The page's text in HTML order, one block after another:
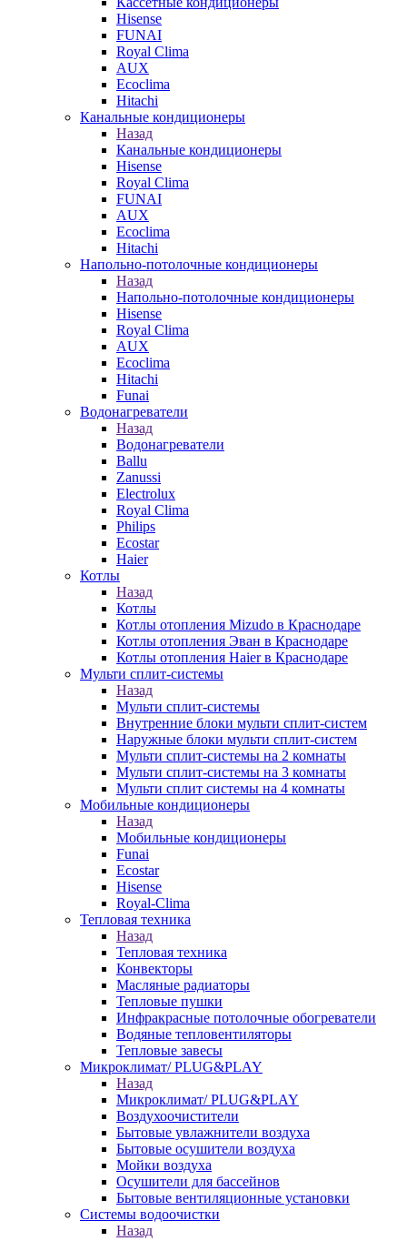
Hisense
FUNAI
Royal Clima
AUX
Ecoclima
Hitachi
Канальные кондиционеры
Назад
Канальные кондиционеры
Hisense
Royal Clima
FUNAI
AUX
Ecoclima
Hitachi
Напольно-потолочные кондиционеры
Назад
Напольно-потолочные кондиционеры
Hisense
Royal Clima
AUX
Ecoclima
Hitachi
Funai
Водонагреватели
Назад
Водонагреватели
Ballu
Zanussi
Electrolux
Royal Clima
Philips
Ecostar
Haier
Котлы
Назад
Котлы
Котлы отопления Mizudo в Краснодаре
Котлы отопления Эван в Краснодаре
Котлы отопления Haier в Краснодаре
Мульти сплит-системы
Назад
Мульти сплит-системы
Внутренние блоки мульти сплит-систем
Наружные блоки мульти сплит-систем
Мульти сплит-системы на 2 комнаты
Мульти сплит-системы на 3 комнаты
Мульти сплит системы на 4 комнаты
Мобильные кондиционеры
Назад
Мобильные кондиционеры
Funai
Ecostar
Hisense
Royal-Clima
Тепловая техника
Назад
Тепловая техника
Конвекторы
Масляные радиаторы
Тепловые пушки
Инфракрасные потолочные обогреватели
Водяные тепловентиляторы
Тепловые завесы
Микроклимат/ PLUG&PLAY
Назад
Микроклимат/ PLUG&PLAY
Воздухоочистители
Бытовые увлажнители воздуха
Бытовые осушители воздуха
Мойки воздуха
Осушители для бассейнов
Бытовые вентиляционные установки
Системы водоочистки
Назад